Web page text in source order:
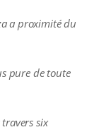
a proximité du
pure de toute
six